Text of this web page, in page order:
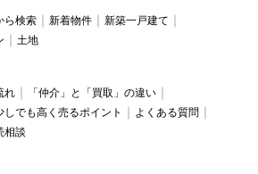
ら検索 新着物件
新築一戸建て
土地
れ
「仲介」と「買取」の違い
しでも高く売るポイント
よくある質問
相談